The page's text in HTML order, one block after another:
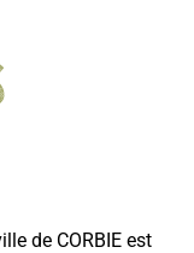
de CORBIE est